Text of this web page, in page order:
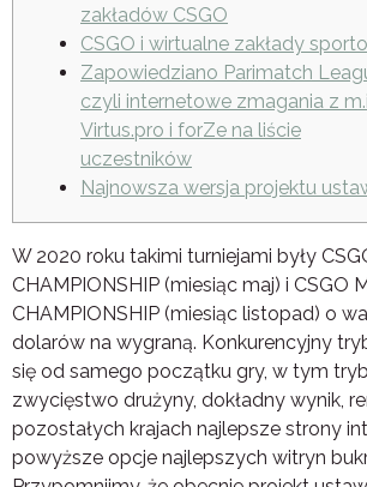
zakładów CSGO
CSGO i wirtualne zakłady
Zapowiedziano Parimatch
czyli internetowe zmagania z
Virtus.pro i forZe na liście
uczestników
Najnowsza wersja projektu
W 2020 roku takimi turniejami były
CHAMPIONSHIP (miesiąc maj) i CSGO
CHAMPIONSHIP (miesiąc listopad) o
dolarów na wygraną. Konkurencyjny
się od samego początku gry, w tym
zwycięstwo drużyny, dokładny wynik,
pozostałych krajach najlepsze strony
powyższe opcje najlepszych witryn